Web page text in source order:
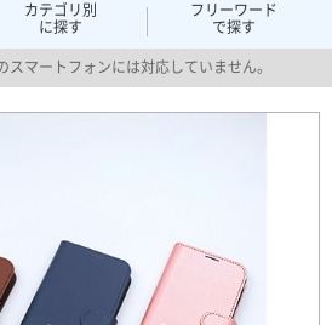
カテゴリ別
に探す
フリーワード
で探す
スマートフォンには対応していません。